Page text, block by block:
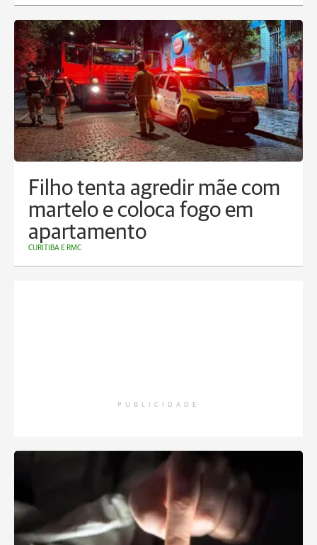
Filho tenta agredir mãe com
martelo e coloca fogo em
apartamento
CURITIBA E RMC
PUBLICIDADE